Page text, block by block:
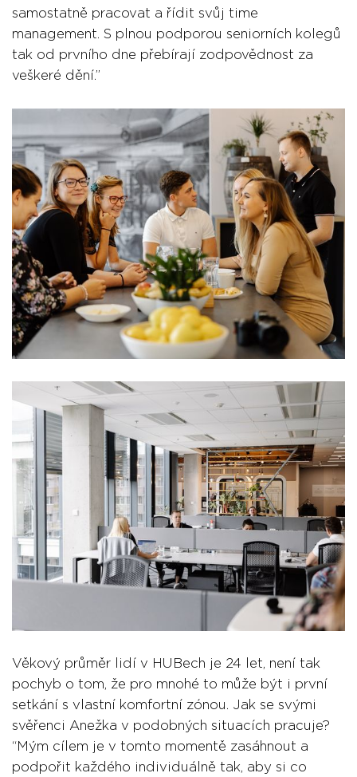
samostatně pracovat a řídit svůj time
management. S plnou podporou seniorních kolegů
tak od prvního dne přebírají zodpovědnost za
veškeré dění.”
Věkový průměr lidí v HUBech je 24 let, není tak
pochyb o tom, že pro mnohé to může být i první
setkání s vlastní komfortní zónou. Jak se svými
svěřenci Anežka v podobných situacích pracuje?
“Mým cílem je v tomto momentě zasáhnout a
podpořit každého individuálně tak, aby si co